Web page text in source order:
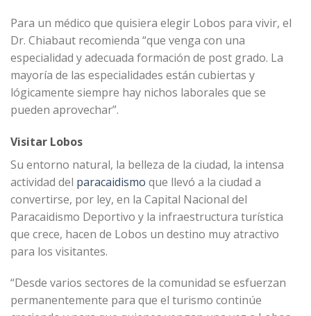
Para un médico que quisiera elegir Lobos para vivir, el
Dr. Chiabaut recomienda “que venga con una
especialidad y adecuada formación de post grado. La
mayoría de las especialidades están cubiertas y
lógicamente siempre hay nichos laborales que se
pueden aprovechar”.
Visitar Lobos
Su entorno natural, la belleza de la ciudad, la intensa
actividad del paracaidismo que llevó a la ciudad a
convertirse, por ley, en la Capital Nacional del
Paracaidismo Deportivo y la infraestructura turística
que crece, hacen de Lobos un destino muy atractivo
para los visitantes.
“Desde varios sectores de la comunidad se esfuerzan
permanentemente para que el turismo continúe